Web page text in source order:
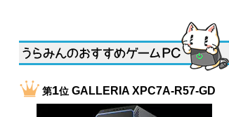
第1位GALLERIA XPC7A-R57-GD